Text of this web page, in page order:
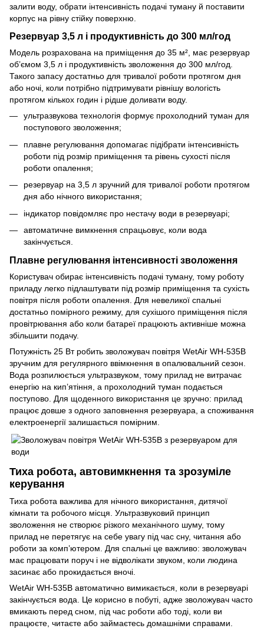
залити воду, обрати інтенсивність подачі туману й поставити
корпус на рівну стійку поверхню.
Резервуар 3,5 л і продуктивність до 300 мл/год
Модель розрахована на приміщення до 35 м², має резервуар
об’ємом 3,5 л і продуктивність зволоження до 300 мл/год.
Такого запасу достатньо для тривалої роботи протягом дня
або ночі, коли потрібно підтримувати рівнішу вологість
протягом кількох годин і рідше доливати воду.
ультразвукова технологія формує прохолодний туман для
поступового зволоження;
плавне регулювання допомагає підібрати інтенсивність
роботи під розмір приміщення та рівень сухості після
роботи опалення;
резервуар на 3,5 л зручний для тривалої роботи протягом
дня або нічного використання;
індикатор повідомляє про нестачу води в резервуарі;
автоматичне вимкнення спрацьовує, коли вода
закінчується.
Плавне регулювання інтенсивності зволоження
Користувач обирає інтенсивність подачі туману, тому роботу
приладу легко підлаштувати під розмір приміщення та сухість
повітря після роботи опалення. Для невеликої спальні
достатньо помірного режиму, для сухішого приміщення після
провітрювання або коли батареї працюють активніше можна
збільшити подачу.
Потужність 25 Вт робить зволожувач повітря WetAir WH-535B
зручним для регулярного ввімкнення в опалювальний сезон.
Вода розпилюється ультразвуком, тому прилад не витрачає
енергію на кип’ятіння, а прохолодний туман подається
поступово. Для щоденного використання це зручно: прилад
працює довше з одного заповнення резервуара, а споживання
електроенергії залишається помірним.
Тиха робота, автовимкнення та зрозуміле
керування
Тиха робота важлива для нічного використання, дитячої
кімнати та робочого місця. Ультразвуковий принцип
зволоження не створює різкого механічного шуму, тому
прилад не перетягує на себе увагу під час сну, читання або
роботи за комп’ютером. Для спальні це важливо: зволожувач
має працювати поруч і не відволікати звуком, коли людина
засинає або прокидається вночі.
WetAir WH-535B автоматично вимикається, коли в резервуарі
закінчується вода. Це корисно в побуті, адже зволожувач часто
вмикають перед сном, під час роботи або тоді, коли ви
працюєте, читаєте або займаєтесь домашніми справами.